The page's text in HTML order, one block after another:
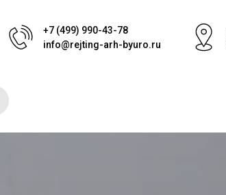
+7 (499) 990-43-78
info@rejting-arh-byuro.ru